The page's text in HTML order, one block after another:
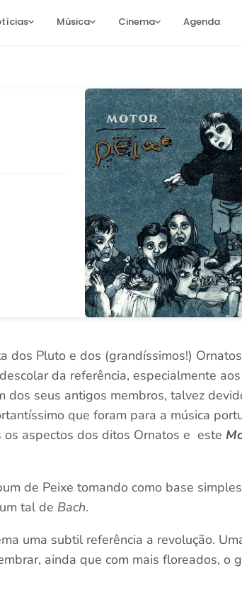
Música Cinema Agenda
Pluto e dos (grandíssimos!)
da referência, especialmente
seus antigos membros, talvez
que foram para a música
aspectos dos ditos Ornatos e este
de Peixe tomando como base
tal de Bach.
uma subtil referência a revolução.
ainda que com mais floreados, o